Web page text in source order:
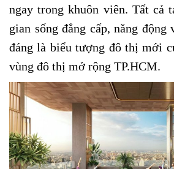
ngay trong khuôn viên. Tất cả
gian sống đẳng cấp, năng động
đáng là biểu tượng đô thị mới
vùng đô thị mở rộng TP.HCM.